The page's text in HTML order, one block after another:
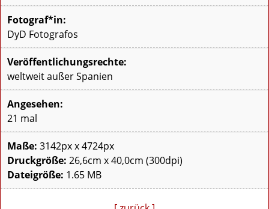
Fotograf*in:
DyD Fotografos
Veröffentlichungsrechte:
weltweit außer Spanien
Angesehen:
21 mal
Maße: 3142px x 4724px
Druckgröße: 26,6cm x 40,0cm (300dpi)
Dateigröße: 1.65 MB